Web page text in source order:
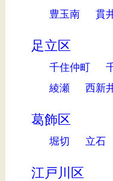
豊玉南
貫
足立区
千住仲町
綾瀬
西新
葛飾区
堀切 立石
江戸川区